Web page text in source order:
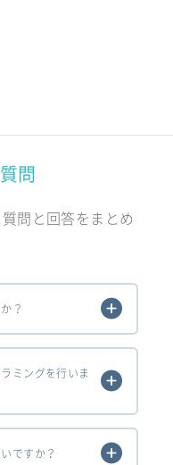
問
問と回答をまとめ
？
ミングを行いま
ですか？